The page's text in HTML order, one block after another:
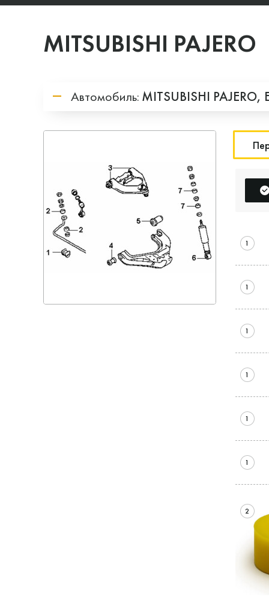
MITSUBISHI PAJERO
Автомобиль: MITSUBISHI PAJERO,
1
1
1
1
1
1
2